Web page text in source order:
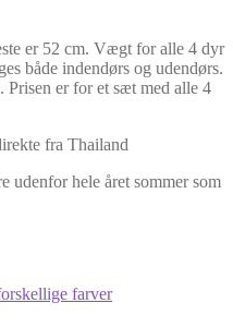
er 52 cm. Vægt for alle 4 dyr
både indendørs og udendørs.
er for et sæt med alle 4
fra Thailand
udenfor hele året sommer som